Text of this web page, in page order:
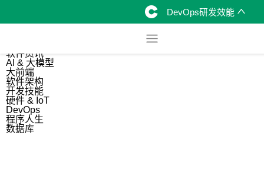
DevOps研发效能
软件资讯
AI & 大模型
大前端
软件架构
开发技能
硬件 & IoT
DevOps
程序人生
数据库